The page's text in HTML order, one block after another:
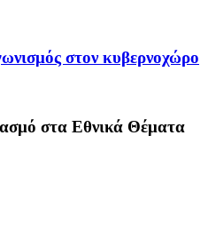
στον κυβερνοχώρο
στα Εθνικά Θέματα